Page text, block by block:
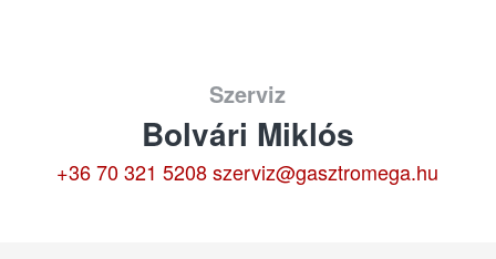
Szerviz
Bolvári Miklós
+36 70 321 5208 szerviz@gasztromega.hu